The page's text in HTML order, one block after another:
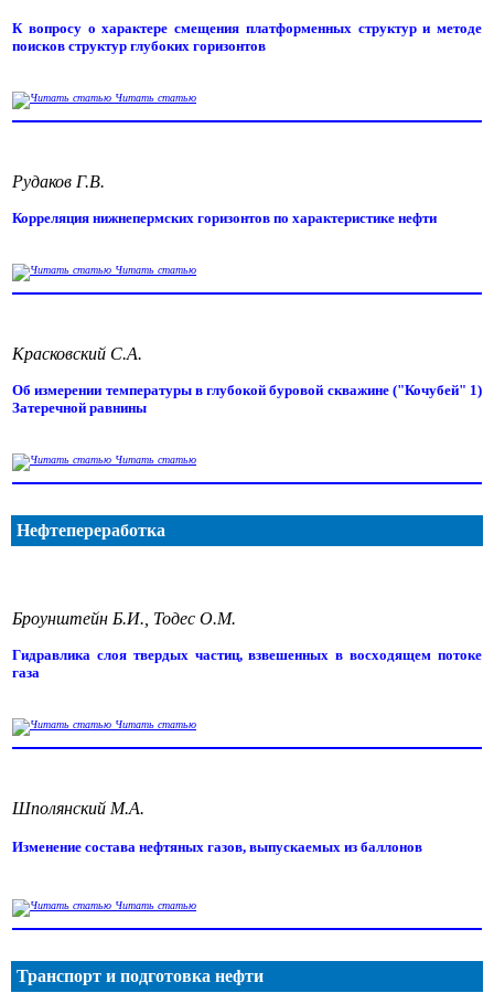
К вопросу о характере смещения платформенных структур и методе
поисков структур глубоких горизонтов
Читать статью
Рудаков Г.В.
Корреляция нижнепермских горизонтов по характеристике нефти
Читать статью
Красковский С.А.
Об измерении температуры в глубокой буровой скважине ("Кочубей" 1)
Затеречной равнины
Читать статью
Нефтепереработка
Броунштейн Б.И., Тодес О.М.
Гидравлика слоя твердых частиц, взвешенных в восходящем потоке
газа
Читать статью
Шполянский М.А.
Изменение состава нефтяных газов, выпускаемых из баллонов
Читать статью
Транспорт и подготовка нефти